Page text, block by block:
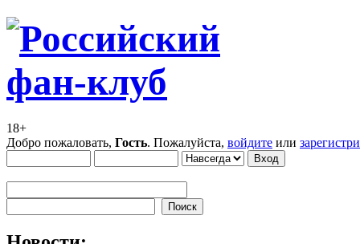
18+
Добро пожаловать, Гость. Пожалуйста, войдите или